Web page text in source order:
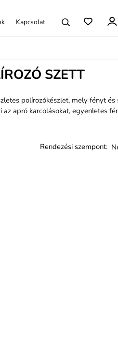
Kapcsolat
SZETT
polírozókészlet, mely fényt és
apró karcolásokat, egyenletes
Rendezési szempont: